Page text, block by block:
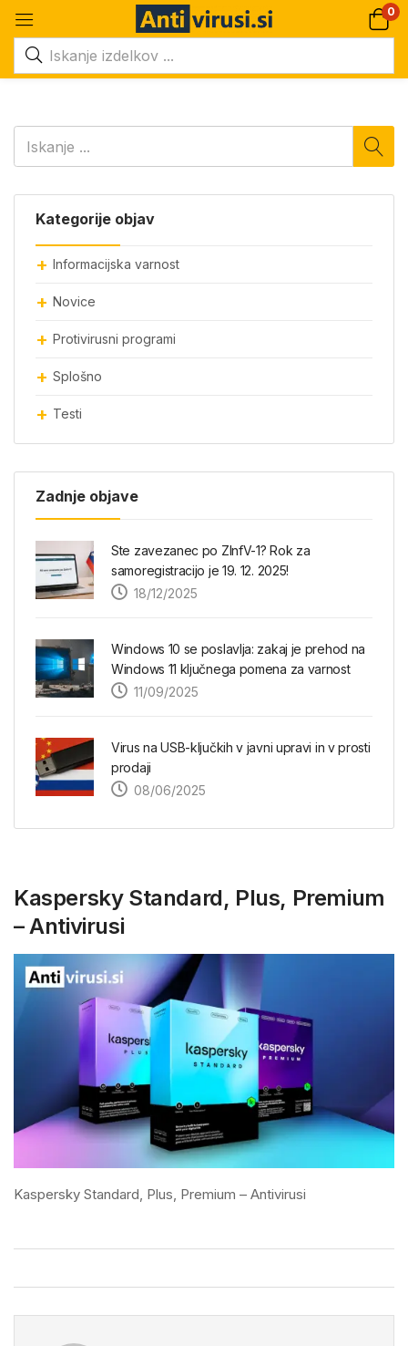
0
Kategorije objav
Informacijska varnost
Novice
Protivirusni programi
Splošno
Testi
Zadnje objave
Ste zavezanec po ZInfV-1? Rok za
samoregistracijo je 19. 12. 2025!
18/12/2025
Windows 10 se poslavlja: zakaj je prehod na
Windows 11 ključnega pomena za varnost
11/09/2025
Virus na USB-ključkih v javni upravi in v prosti
prodaji
08/06/2025
Kaspersky Standard, Plus, Premium
– Antivirusi
Kaspersky Standard, Plus, Premium – Antivirusi